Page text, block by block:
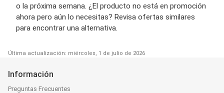
o la próxima semana. ¿El producto no está en promoción
ahora pero aún lo necesitas? Revisa ofertas similares
para encontrar una alternativa.
Última actualización: miércoles, 1 de julio de 2026
Información
Preguntas Frecuentes